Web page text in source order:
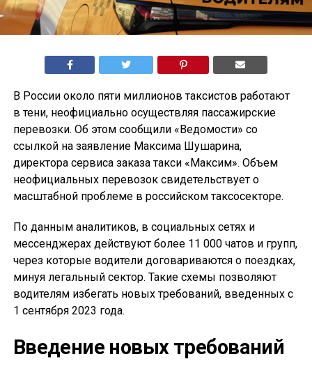
В России около пяти миллионов таксистов работают
в тени, неофициально осуществляя пассажирские
перевозки. Об этом сообщили «Ведомости» со
ссылкой на заявление Максима Шушарина,
директора сервиса заказа такси «Максим». Объем
неофициальных перевозок свидетельствует о
масштабной проблеме в российском таксосекторе.
По данным аналитиков, в социальных сетях и
мессенджерах действуют более 11 000 чатов и групп,
через которые водители договариваются о поездках,
минуя легальный сектор. Такие схемы позволяют
водителям избегать новых требований, введенных с
1 сентября 2023 года.
Введение новых требований